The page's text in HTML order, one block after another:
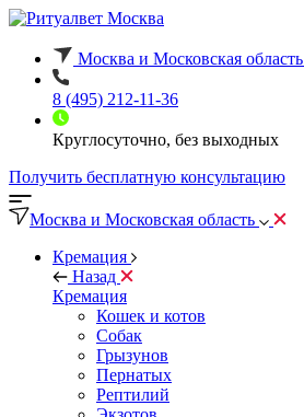
Москва и Московская область
8 (495) 212-11-36
Круглосуточно, без выходных
Получить бесплатную консультацию
Москва и Московская область
Кремация
Назад
Кремация
Кошек и котов
Собак
Грызунов
Пернатых
Рептилий